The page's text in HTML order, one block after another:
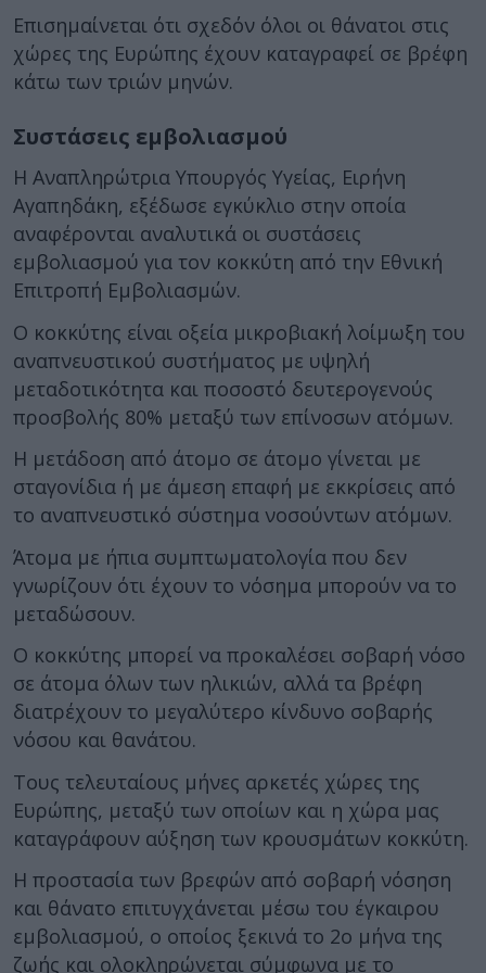
Επισημαίνεται ότι σχεδόν όλοι οι θάνατοι στις
χώρες της Ευρώπης έχουν καταγραφεί σε βρέφη
κάτω των τριών μηνών.
Συστάσεις εμβολιασμού
Η Αναπληρώτρια Υπουργός Υγείας, Ειρήνη
Αγαπηδάκη, εξέδωσε εγκύκλιο στην οποία
αναφέρονται αναλυτικά οι συστάσεις
εμβολιασμού για τον κοκκύτη από την Εθνική
Επιτροπή Εμβολιασμών.
Ο κοκκύτης είναι οξεία μικροβιακή λοίμωξη του
αναπνευστικού συστήματος με υψηλή
μεταδοτικότητα και ποσοστό δευτερογενούς
προσβολής 80% μεταξύ των επίνοσων ατόμων.
Η μετάδοση από άτομο σε άτομο γίνεται με
σταγονίδια ή με άμεση επαφή με εκκρίσεις από
το αναπνευστικό σύστημα νοσούντων ατόμων.
Άτομα με ήπια συμπτωματολογία που δεν
γνωρίζουν ότι έχουν το νόσημα μπορούν να το
μεταδώσουν.
Ο κοκκύτης μπορεί να προκαλέσει σοβαρή νόσο
σε άτομα όλων των ηλικιών, αλλά τα βρέφη
διατρέχουν το μεγαλύτερο κίνδυνο σοβαρής
νόσου και θανάτου.
Τους τελευταίους μήνες αρκετές χώρες της
Ευρώπης, μεταξύ των οποίων και η χώρα μας
καταγράφουν αύξηση των κρουσμάτων κοκκύτη.
Η προστασία των βρεφών από σοβαρή νόσηση
και θάνατο επιτυγχάνεται μέσω του έγκαιρου
εμβολιασμού, ο οποίος ξεκινά το 2ο μήνα της
ζωής και ολοκληρώνεται σύμφωνα με το